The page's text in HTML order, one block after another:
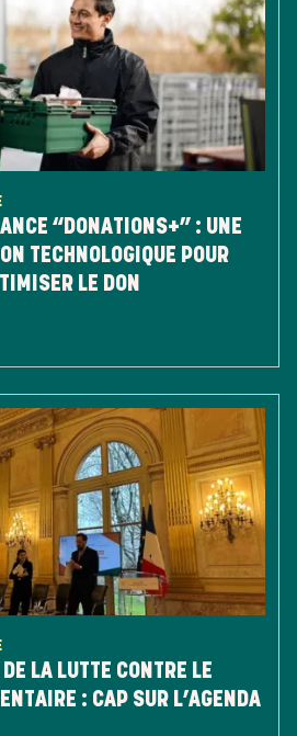
“DONATIONS+” : UNE
TECHNOLOGIQUE POUR
LE DON
LA LUTTE CONTRE LE
: CAP SUR L’AGENDA